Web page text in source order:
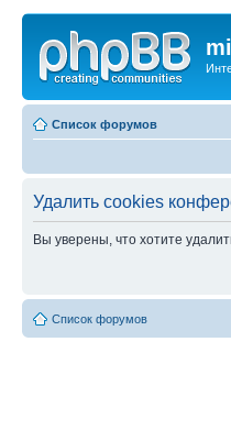
Список форумов
Удалить cookies
Вы уверены, что хотите
Список форумов